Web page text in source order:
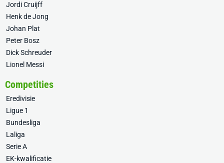
Jordi Cruijff
Henk de Jong
Johan Plat
Peter Bosz
Dick Schreuder
Lionel Messi
Competities
Eredivisie
Ligue 1
Bundesliga
Laliga
Serie A
EK-kwalificatie